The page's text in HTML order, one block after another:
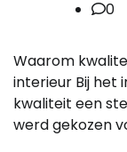
0
Waarom
interieur Bij het
kwaliteit een
werd gekozen